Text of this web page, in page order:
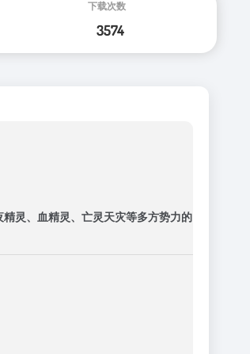
灵、血精灵、亡灵天灾等多方势力的